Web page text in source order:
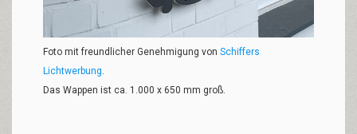
Foto mit freundlicher Genehmigung von Schiffers
Lichtwerbung.
Das Wappen ist ca. 1.000 x 650 mm groß.